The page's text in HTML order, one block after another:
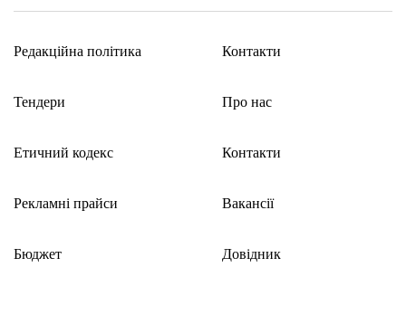
Редакційна політика
Тендери
Етичний кодекс
Рекламні прайси
Бюджет
Контакти
Про нас
Контакти
Вакансії
Довідник